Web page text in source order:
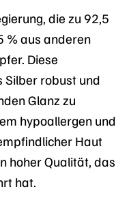
die zu 92,5
% aus anderen
Diese
robust und
Glanz zu
hypoallergen und
Haut
hoher Qualität, das
hat.